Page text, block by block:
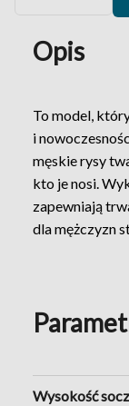
Opis
To model,
i
męskie rysy
kto je nosi.
zapewniają
dla mężczyzn
Wysokość